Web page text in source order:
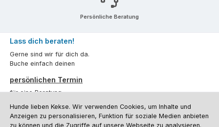
Persönliche Beratung
Lass dich beraten!
Gerne sind wir für dich da.
Buche einfach deinen
persönlichen Termin
für eine Beratung.
Oder über unserKontaktformular.
Hunde lieben Kekse. Wir verwenden Cookies, um Inhalte und
Anzeigen zu personalisieren, Funktion für soziale Medien anbieten
zu können und die Zugriffe auf unsere Webseite zu analysieren.